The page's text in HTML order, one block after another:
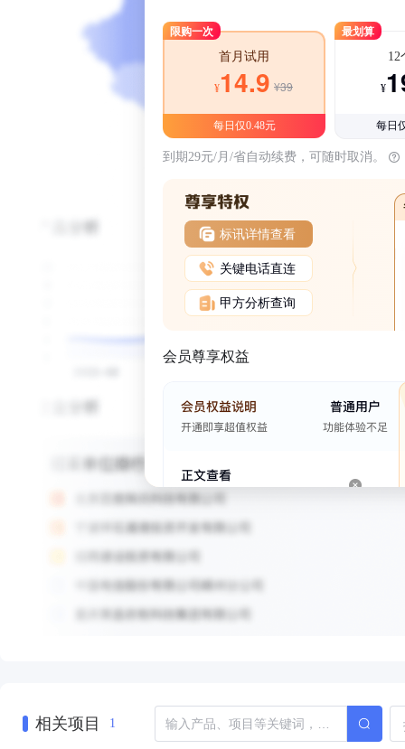
限购一次
首月试用
¥14.9 ¥39
每日仅0.48元
最划算
12
¥
每日
到期29元/月/省自动续费，可随时取消。
标讯详情查看
关键电话直连
甲方分析查询
会员尊享权益
相关项目 1